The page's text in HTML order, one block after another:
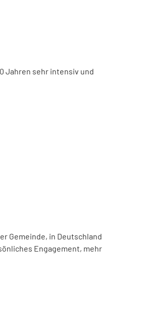
Jahren sehr intensiv und
Gemeinde, in Deutschland
Engagement, mehr